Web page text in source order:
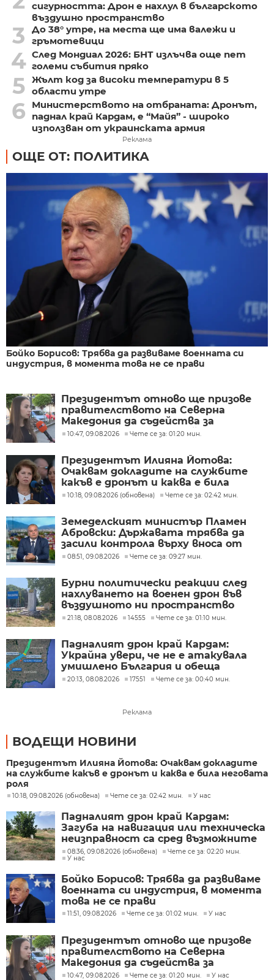
сигурността: Дрон е нахлул в българското
въздушно пространство
3
До 38° утре, на места ще има валежи и
гръмотевици
4 След Мондиал 2026: БНТ излъчва още пет
големи събития пряко
5 Жълт код за високи температури в 5
области утре
6
Министерството на отбраната: Дронът,
паднал край Кардам, е “Майя” - широко
използван от украинската армия
Реклама
ОЩЕ ОТ: ПОЛИТИКА
Бойко Борисов: Трябва да развиваме военната си
индустрия, в момента това не се прави
Президентът отново ще призове
правителството на Северна
Македония да съдейства за
лечението на Ива Михайлова
10:47, 09.08.2026 Чете се за: 01:20 мин.
Президентът Илияна Йотова:
Очаквам докладите на службите
какъв е дронът и каква е била
неговата роля
10:18, 09.08.2026 (обновена) Чете се за: 02:42 мин.
Земеделският министър Пламен
Абровски: Държавата трябва да
засили контрола върху вноса от
трети страни
08:51, 09.08.2026 Чете се за: 09:27 мин.
Бурни политически реакции след
нахлуването на военен дрон във
въздушното ни пространство
(ОБЗОР)
21:18, 08.08.2026 14555 Чете се за: 01:10 мин.
Падналият дрон край Кардам:
Украйна увери, че не е атакувала
умишлено България и обеща
разследване
20:13, 08.08.2026 17551 Чете се за: 00:40 мин.
Реклама
ВОДЕЩИ НОВИНИ
Президентът Илияна Йотова: Очаквам докладите
на службите какъв е дронът и каква е била неговата
роля
10:18, 09.08.2026 (обновена) Чете се за: 02:42 мин. У нас
Падналият дрон край Кардам:
Загуба на навигация или техническа
неизправност са сред възможните
причини
08:36, 09.08.2026 (обновена)
Чете се за: 02:20 мин.
У нас
Бойко Борисов: Трябва да развиваме
военната си индустрия, в момента
това не се прави
11:51, 09.08.2026 Чете се за: 01:02 мин. У нас
Президентът отново ще призове
правителството на Северна
Македония да съдейства за
лечението на Ива Михайлова
10:47, 09.08.2026 Чете се за: 01:20 мин. У нас